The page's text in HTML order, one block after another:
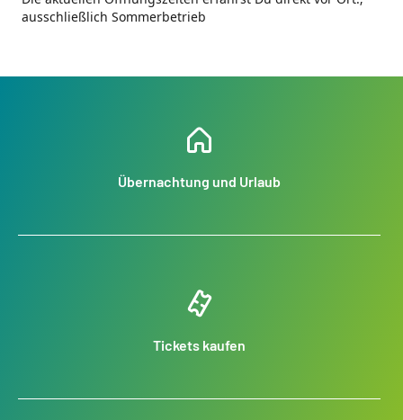
ausschließlich Sommerbetrieb
Übernachtung und Urlaub
Tickets kaufen